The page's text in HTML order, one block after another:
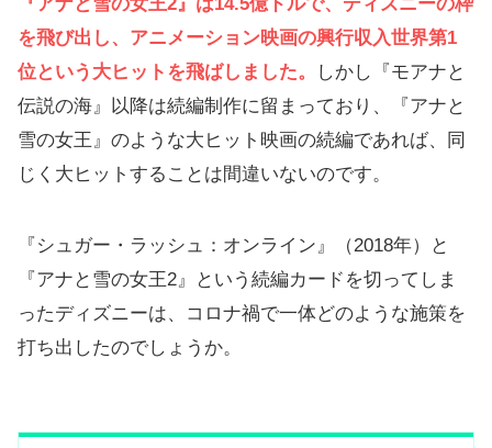
を飛び出し、アニメーション映画の興行収入世界第1
位という大ヒットを飛ばしました。
しかし『モアナと
伝説の海』以降は続編制作に留まっており、『アナと
雪の女王』のような大ヒット映画の続編であれば、同
じく大ヒットすることは間違いないのです。
『シュガー・ラッシュ：オンライン』（2018年）と
『アナと雪の女王2』という続編カードを切ってしま
ったディズニーは、コロナ禍で一体どのような施策を
打ち出したのでしょうか。